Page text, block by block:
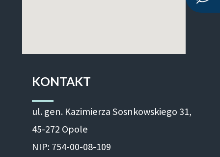
KONTAKT
ul. gen. Kazimierza Sosnkowskiego 31,
45-272 Opole
NIP: 754-00-08-109